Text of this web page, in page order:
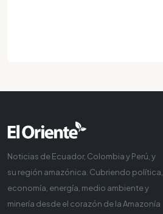
Noticias de Ecuador, Colombia y Perú, y
su región amazónica. Cubriendo política,
economía, energía, medio ambiente y
minería desde el corazón de la Amazonía